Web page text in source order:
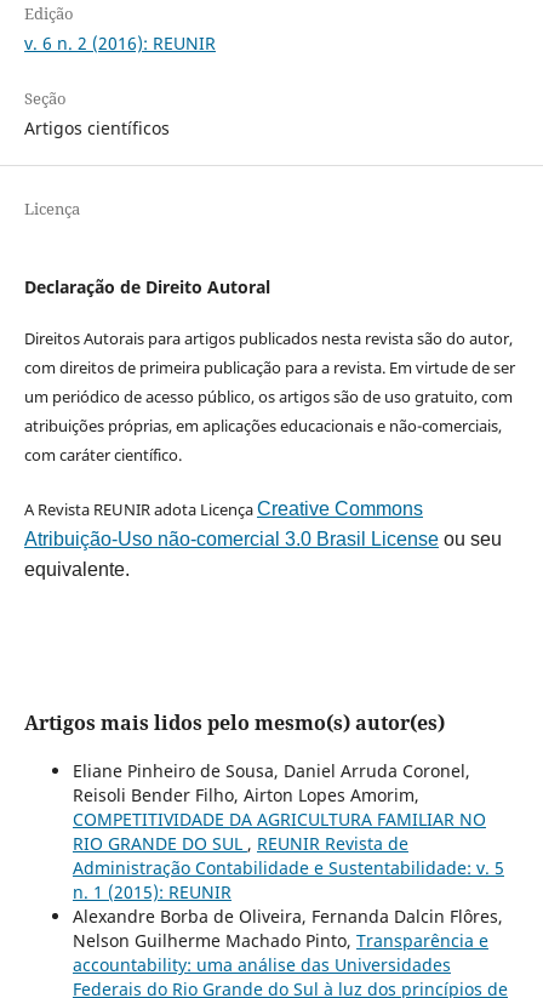
Edição
v. 6 n. 2 (2016): REUNIR
Seção
Artigos científicos
Licença
Declaração de Direito Autoral
Direitos Autorais para artigos publicados nesta revista são do autor,
com direitos de primeira publicação para a revista. Em virtude de ser
um periódico de acesso público, os artigos são de uso gratuito, com
atribuições próprias, em aplicações educacionais e não-comerciais,
com caráter científico.
A Revista REUNIR adota LicençaCreative Commons
Atribuição-Uso não-comercial 3.0 Brasil Licenseou seu
equivalente.
Artigos mais lidos pelo mesmo(s) autor(es)
Eliane Pinheiro de Sousa, Daniel Arruda Coronel,
Reisoli Bender Filho, Airton Lopes Amorim,
COMPETITIVIDADE DA AGRICULTURA FAMILIAR NO
RIO GRANDE DO SUL , REUNIR Revista de
Administração Contabilidade e Sustentabilidade: v. 5
n. 1 (2015): REUNIR
Alexandre Borba de Oliveira, Fernanda Dalcin Flôres,
Nelson Guilherme Machado Pinto, Transparência e
accountability: uma análise das Universidades
Federais do Rio Grande do Sul à luz dos princípios de